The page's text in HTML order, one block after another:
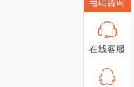
电话咨询
在线客服